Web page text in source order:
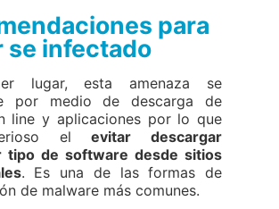
para
se infectado
lugar, esta amenaza se
por medio de descarga de
line y aplicaciones por lo que
elevitar descargar
tipo de software desde sitios
. Es una de las formas de
de malware más comunes.